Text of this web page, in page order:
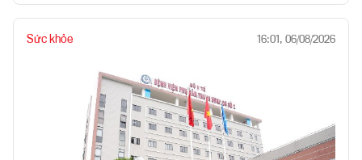
Sức khỏe 16:01, 06/08/2026